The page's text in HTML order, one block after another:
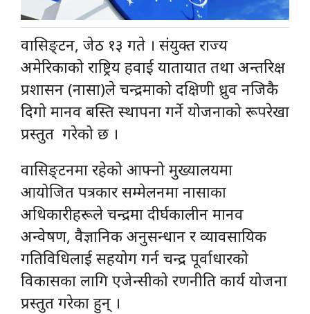
वासिङ्टन, जेठ १३ गते । संयुक्त राज्य
अमेरिकाको राष्ट्रिय हवाई यातायात तथा अन्तरिक्ष
प्रशासन (नासा)ले चन्द्रमाको दक्षिणी ध्रुव नजिकै
दिगो मानव बस्ति स्थापना गर्ने योजनाको रूपरेखा
प्रस्तुत गरेको छ ।
वासिङ्टनमा रहेको आफ्नो मुख्यालयमा
आयोजित पत्रकार सम्मेलनमा नासाका
अधिकारीहरूले चन्द्रमा दीर्घकालीन मानव
अन्वेषण, वैज्ञानिक अनुसन्धान र व्यावसायिक
गतिविधिलाई सहयोग गर्न चन्द्र पूर्वाधारको
विकासका लागि एजेन्सीको रणनीति कार्य योजना
प्रस्तुत गरेका हुन् ।